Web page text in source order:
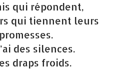
qui répondent,
qui tiennent leurs
promesses.
des silences.
draps froids.